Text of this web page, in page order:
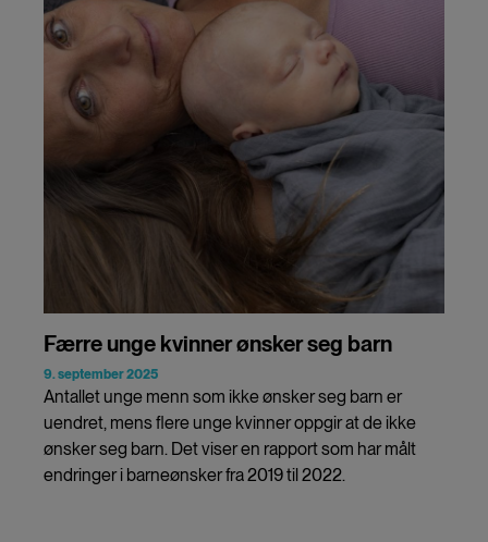
Færre unge kvinner ønsker seg barn
9. september 2025
Antallet unge menn som ikke ønsker seg barn er
uendret, mens flere unge kvinner oppgir at de ikke
ønsker seg barn. Det viser en rapport som har målt
endringer i barneønsker fra 2019 til 2022.